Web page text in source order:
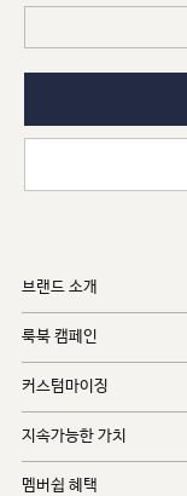
브랜드 소개
룩북 캠페인
커스텀마이징
지속가능한 가치
멤버쉽 혜택